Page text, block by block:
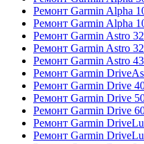
Ремонт Garmin Alpha
Ремонт Garmin Alpha
Ремонт Garmin Astro
Ремонт Garmin Astro
Ремонт Garmin Astro
Ремонт Garmin
Ремонт Garmin Drive
Ремонт Garmin Drive
Ремонт Garmin Drive
Ремонт Garmin
Ремонт Garmin